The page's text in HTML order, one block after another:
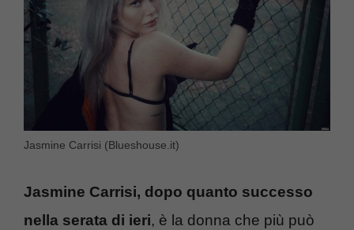
Jasmine Carrisi (Blueshouse.it)
Jasmine Carrisi, dopo quanto successo
nella serata di ieri, è la donna che più può